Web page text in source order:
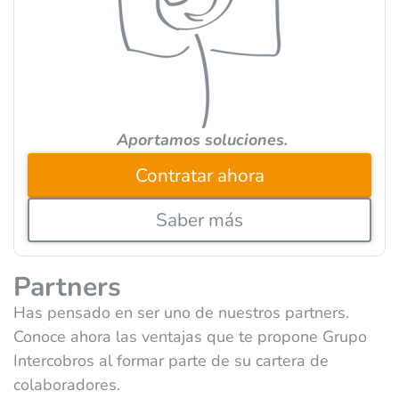
Aportamos soluciones.
Contratar ahora
Saber más
Partners
Has pensado en ser uno de nuestros partners.
Conoce ahora las ventajas que te propone Grupo
Intercobros al formar parte de su cartera de
colaboradores.